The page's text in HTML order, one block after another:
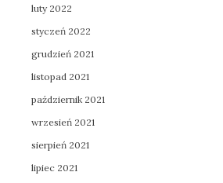
luty 2022
styczeń 2022
grudzień 2021
listopad 2021
październik 2021
wrzesień 2021
sierpień 2021
lipiec 2021